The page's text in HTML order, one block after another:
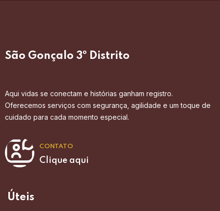
São Gonçalo 3º Distrito
Aqui vidas se conectam e histórias ganham registro.
Oferecemos serviços com segurança, agilidade e um toque de
cuidado para cada momento especial.
CONTATO
Clique aqui
Úteis